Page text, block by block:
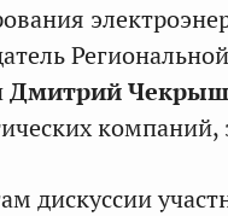
Дмитрий
компаний,
дискуссии